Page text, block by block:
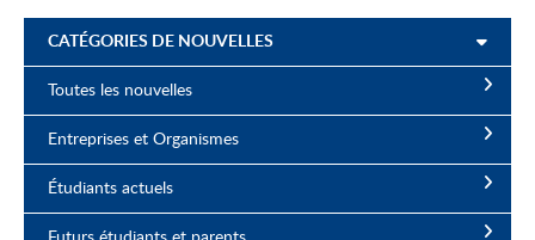
CATÉGORIES DE NOUVELLES
Toutes les nouvelles
Entreprises et Organismes
Étudiants actuels